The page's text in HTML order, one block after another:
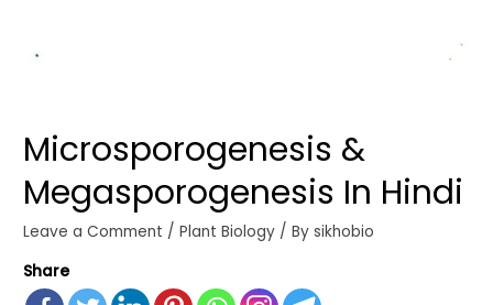
Microsporogenesis &
Megasporogenesis In Hindi
Leave a Comment /Plant Biology / Bysikhobio
Share